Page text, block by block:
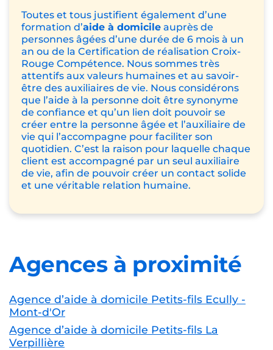
Toutes et tous justifient également d’une
formation d’aide à domicile auprès de
personnes âgées d’une durée de 6 mois à un
an ou de la Certification de réalisation Croix-
Rouge Compétence. Nous sommes très
attentifs aux valeurs humaines et au savoir-
être des auxiliaires de vie. Nous considérons
que l’aide à la personne doit être synonyme
de confiance et qu’un lien doit pouvoir se
créer entre la personne âgée et l’auxiliaire de
vie qui l’accompagne pour faciliter son
quotidien. C’est la raison pour laquelle chaque
client est accompagné par un seul auxiliaire
de vie, afin de pouvoir créer un contact solide
et une véritable relation humaine.
Agences à proximité
Agence d’aide à domicile Petits-fils Ecully -
Mont-d'Or
Agence d’aide à domicile Petits-fils La
Verpillière